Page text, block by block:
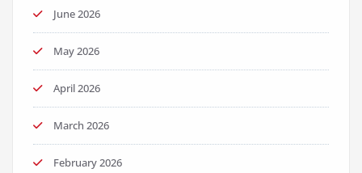
June 2026
May 2026
April 2026
March 2026
February 2026